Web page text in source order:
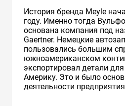
История бренда Meyle
году. Именно тогда
основана компания под
Gaertner. Немецкие
пользовались большим
южноамериканском
экспортировал детали
Америку. Это и было
деятельности